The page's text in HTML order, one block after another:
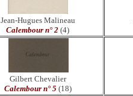
Jean-Hugues Malineau
Calembour n° 2 (4)
Gilbert Chevalier
Calembour n° 5 (18)